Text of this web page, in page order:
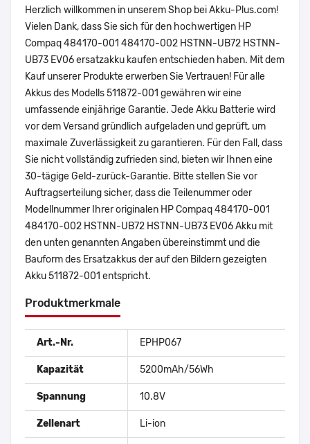
Herzlich willkommen in unserem Shop bei Akku-Plus.com!
Vielen Dank, dass Sie sich für den hochwertigen HP
Compaq 484170-001 484170-002 HSTNN-UB72 HSTNN-
UB73 EV06 ersatzakku kaufen entschieden haben. Mit dem
Kauf unserer Produkte erwerben Sie Vertrauen! Für alle
Akkus des Modells 511872-001 gewähren wir eine
umfassende einjährige Garantie. Jede Akku Batterie wird
vor dem Versand gründlich aufgeladen und geprüft, um
maximale Zuverlässigkeit zu garantieren. Für den Fall, dass
Sie nicht vollständig zufrieden sind, bieten wir Ihnen eine
30-tägige Geld-zurück-Garantie. Bitte stellen Sie vor
Auftragserteilung sicher, dass die Teilenummer oder
Modellnummer Ihrer originalen HP Compaq 484170-001
484170-002 HSTNN-UB72 HSTNN-UB73 EV06 Akku mit
den unten genannten Angaben übereinstimmt und die
Bauform des Ersatzakkus der auf den Bildern gezeigten
Akku 511872-001 entspricht.
Produktmerkmale
Art.-Nr. EPHP067
Kapazität 5200mAh/56Wh
Spannung 10.8V
Zellenart Li-ion